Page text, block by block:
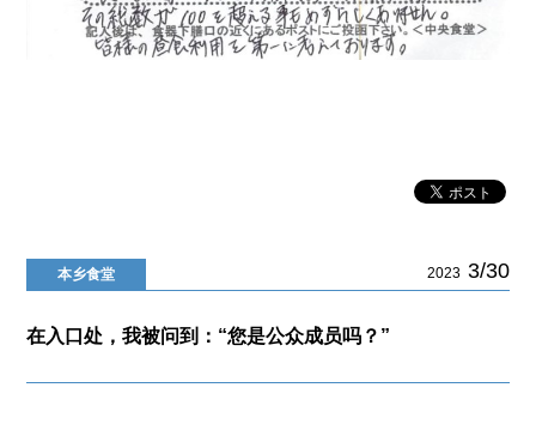
本乡食堂 2023 3/30
在入口处，我被问到：“您是公众成员吗？”